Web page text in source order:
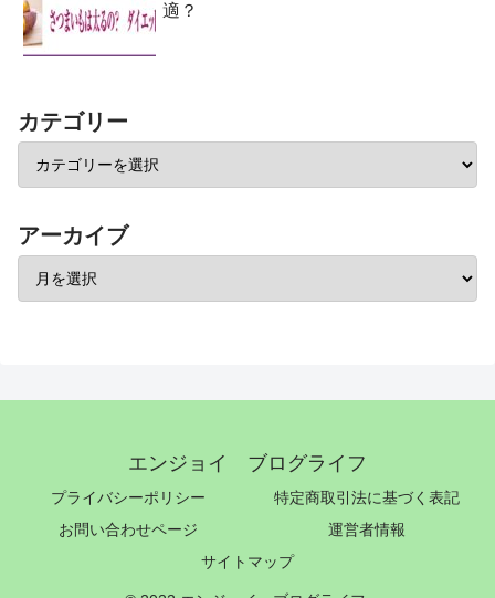
適？
カテゴリー
アーカイブ
エンジョイ ブログライフ
プライバシーポリシー
特定商取引法に基づく表記
お問い合わせページ
運営者情報
サイトマップ